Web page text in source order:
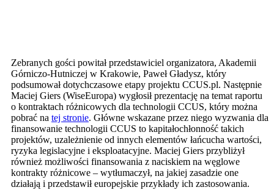
Zebranych gości powitał przedstawiciel organizatora, Akademii
Górniczo-Hutniczej w Krakowie, Paweł Gładysz, który
podsumował dotychczasowe etapy projektu CCUS.pl. Następnie
Maciej Giers (WiseEuropa) wygłosił prezentację na temat raportu
o kontraktach różnicowych dla technologii CCUS, który można
pobrać na tej stronie. Główne wskazane przez niego wyzwania dla
finansowanie technologii CCUS to kapitałochłonność takich
projektów, uzależnienie od innych elementów łańcucha wartości,
ryzyka legislacyjne i eksploatacyjne. Maciej Giers przybliżył
również możliwości finansowania z naciskiem na węglowe
kontrakty różnicowe – wytłumaczył, na jakiej zasadzie one
działają i przedstawił europejskie przykłady ich zastosowania.